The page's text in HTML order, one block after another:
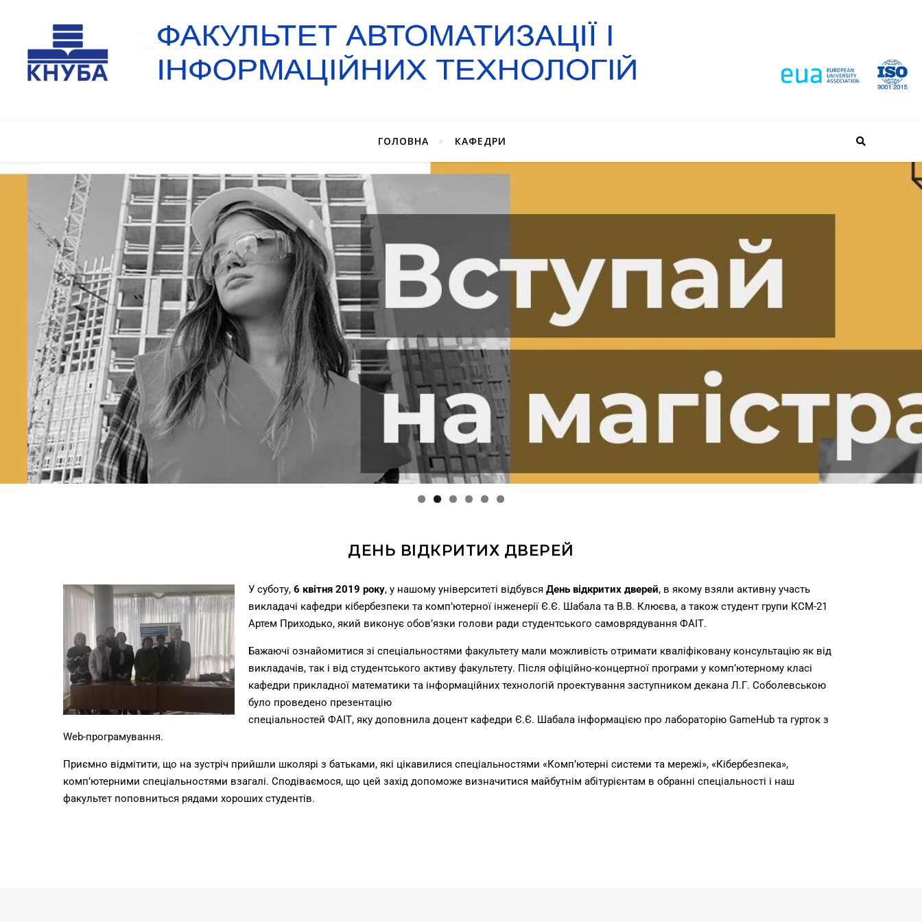
ГОЛОВНА КАФЕДРИ
ДЕНЬ ВІДКРИТИХ ДВЕРЕЙ
У суботу, 6 квітня 2019 року, у нашому університеті відбувся День відкритих дверей, в якому взяли активну участь
викладачі кафедри кібербезпеки та комп’ютерної інженерії Є.Є. Шабала та В.В. Клюєва, а також студент групи КСМ-21
Артем Приходько, який виконує обов’язки голови ради студентського самоврядування ФАІТ.
Бажаючі ознайомитися зі спеціальностями факультету мали можливість отримати кваліфіковану консультацію як від
викладачів, так і від студентського активу факультету. Після офіційно-концертної програми у комп’ютерному класі
кафедри прикладної математики та інформаційних технологій проектування заступником декана Л.Г. Соболевською
було проведено презентацію
спеціальностей ФАІТ, яку доповнила доцент кафедри Є.Є. Шабала інформацією про лабораторію GameHub та гурток з
Web-програмування.
Приємно відмітити, що на зустріч прийшли школярі з батьками, які цікавилися спеціальностями «Комп’ютерні системи та мережі», «Кібербезпека»,
комп’ютерними спеціальностями взагалі. Сподіваємося, що цей захід допоможе визначитися майбутнім абітурієнтам в обранні спеціальності і наш
факультет поповниться рядами хороших студентів.